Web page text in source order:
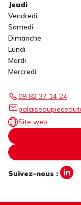
Jeudi
Vendredi
Samedi
Dimanche
Lundi
Mardi
Mercredi
09 82 37 14 24
Site web
Suivez-nous :